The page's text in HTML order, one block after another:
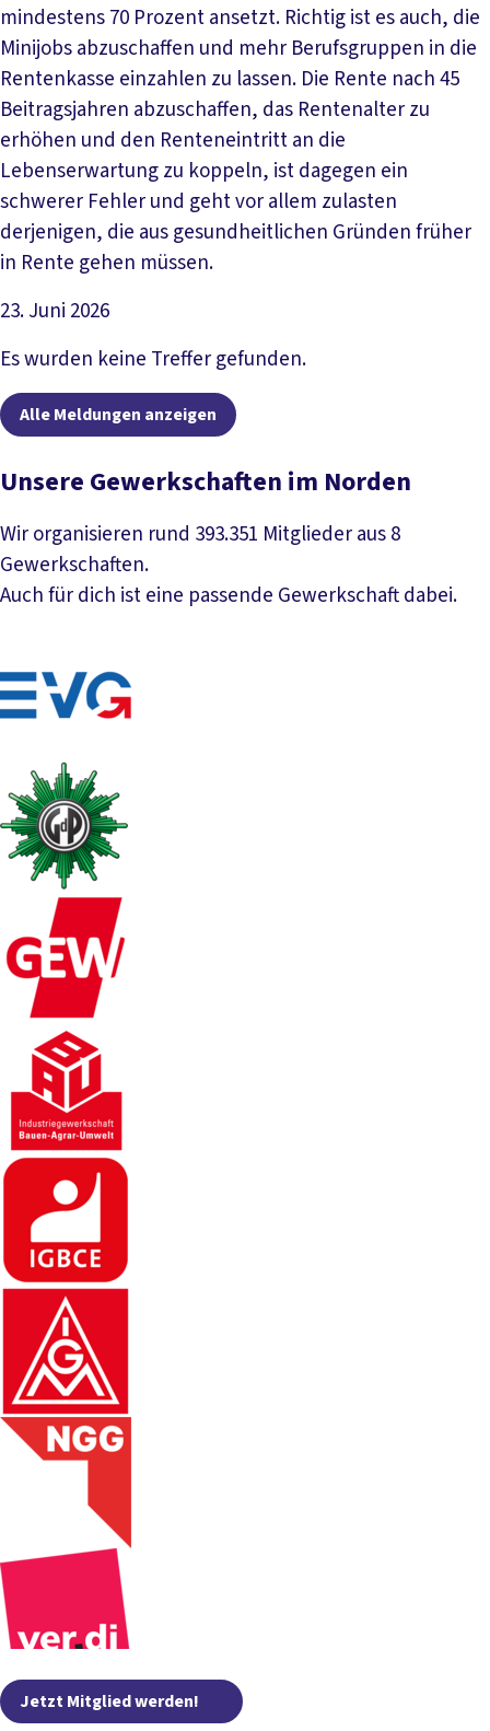
mindestens 70 Prozent ansetzt. Richtig ist es auch, die
Minijobs abzuschaffen und mehr Berufsgruppen in die
Rentenkasse einzahlen zu lassen. Die Rente nach 45
Beitragsjahren abzuschaffen, das Rentenalter zu
erhöhen und den Renteneintritt an die
Lebenserwartung zu koppeln, ist dagegen ein
schwerer Fehler und geht vor allem zulasten
derjenigen, die aus gesundheitlichen Gründen früher
in Rente gehen müssen.
23. Juni 2026
Artikel lesen
Es wurden keine Treffer gefunden.
Alle Meldungen anzeigen
Unsere Gewerkschaften im Norden
Wir organisieren rund 393.351 Mitglieder aus 8
Gewerkschaften.
Auch für dich ist eine passende Gewerkschaft dabei.
Jetzt Mitglied werden!